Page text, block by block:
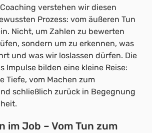
Coaching verstehen wir diesen
Prozess: vom äußeren Tun
Nicht, um Zahlen zu bewerten
sondern um zu erkennen, was
und was wir loslassen dürfen. Die
Impulse bilden eine kleine Reise:
Tiefe, vom Machen zum
schließlich zurück in Begegnung
im Job – Vom Tun zum